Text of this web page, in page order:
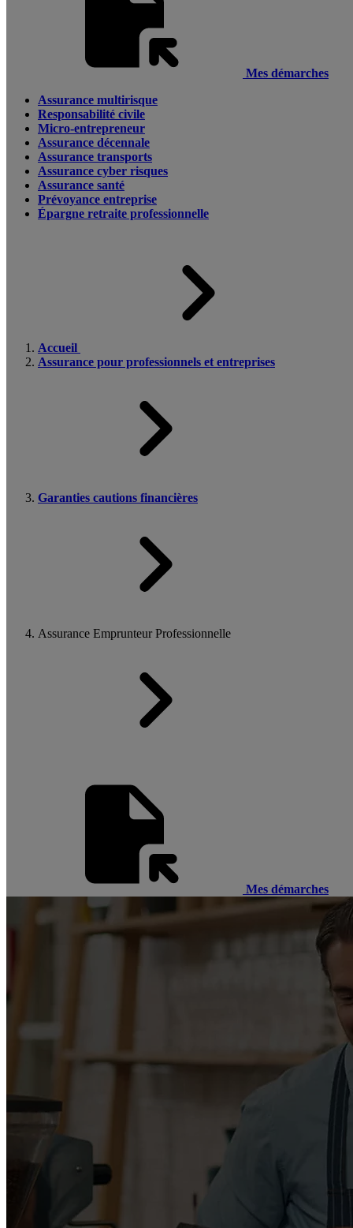
Mes démarches
Assurance multirisque
Responsabilité civile
Micro-entrepreneur
Assurance décennale
Assurance transports
Assurance cyber risques
Assurance santé
Prévoyance entreprise
Épargne retraite professionnelle
Accueil
Assurance pour professionnels et entreprises
Garanties cautions financières
Assurance Emprunteur Professionnelle
Mes démarches